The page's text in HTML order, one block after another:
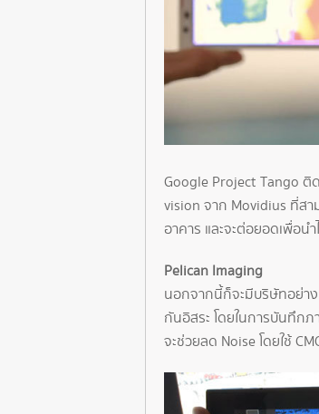
Google Project Tango
vision จาก Movidius ที่ส
อาคาร และจะต่อยอดเพื่อน
Pelican Imaging
นอกจากนี้ก็จะมีบริษัทอย่า
กันอิสระ โดยในการบันทึก
จะช่วยลด Noise โดยใช้